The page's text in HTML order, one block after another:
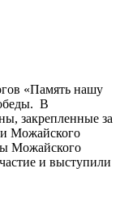
«Память нашу
В
закрепленные за
Можайского
Можайского
и выступили